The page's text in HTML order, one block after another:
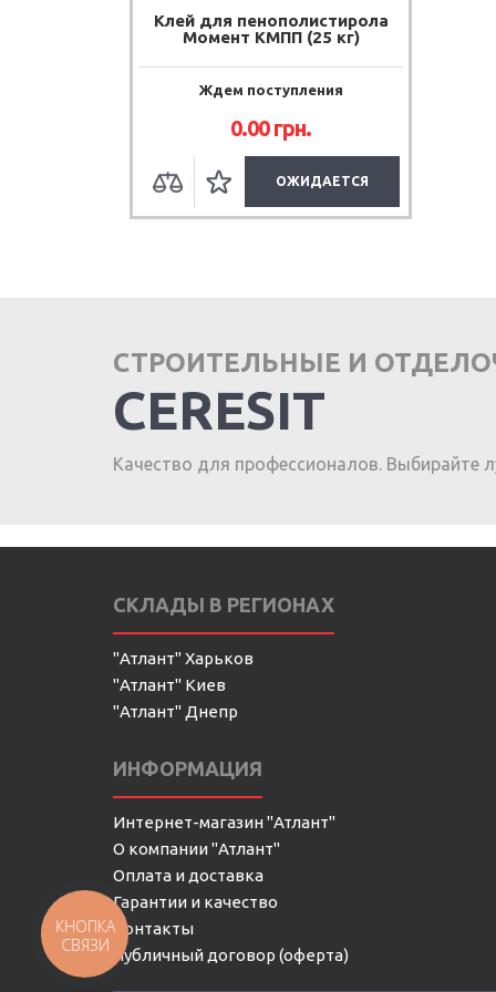
Клей для пенополистирола
Момент КМПП (25 кг)
Ждем поступления
0.00 грн.
ОЖИДАЕТСЯ
СТРОИТЕЛЬНЫЕ И
CERESIT
Качество для профессионалов. Выбирайте
СКЛАДЫ В РЕГИОНАХ
"Атлант" Харьков
"Атлант" Киев
"Атлант" Днепр
ИНФОРМАЦИЯ
Интернет-магазин "Атлант"
О компании "Атлант"
Оплата и доставка
Гарантии и качество
Контакты
Публичный договор (оферта)
КНОПКА
СВЯЗИ